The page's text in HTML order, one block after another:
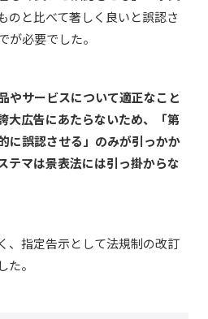
のと比べて著しく良いと誤認さ
が必要でした。
やサービスについて適正なこと
大広告にあたらないため、「第
に誤認させる」のみが引っかか
テマは景表法には引っ掛からな
、指定告示として法規制の改訂
。